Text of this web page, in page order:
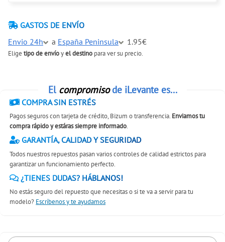
GASTOS DE ENVÍO
Envio 24h
a España Peninsula 1.95€
Elige tipo de envíoyel destino para ver su precio.
El compromisode iLevante es...
COMPRA SIN ESTRÉS
Pagos seguros con tarjeta de crédito, Bizum o transferencia. Enviamos tu
compra rápido y estáras siempre informado.
GARANTÍA, CALIDAD Y SEGURIDAD
Todos nuestros repuestos pasan varios controles de calidad estrictos para
garantizar un funcionamiento perfecto.
¿TIENES DUDAS? HÁBLANOS!
No estás seguro del repuesto que necesitas o si te va a servir para tu
modelo? Escríbenos y te ayudamos